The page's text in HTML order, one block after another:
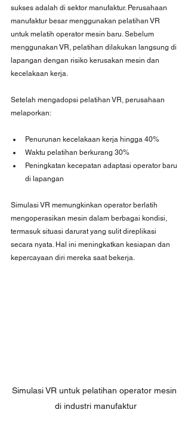
sukses adalah di sektor manufaktur. Perusahaan
manufaktur besar menggunakan pelatihan VR
untuk melatih operator mesin baru. Sebelum
menggunakan VR, pelatihan dilakukan langsung di
lapangan dengan risiko kerusakan mesin dan
kecelakaan kerja.
Setelah mengadopsi pelatihan VR, perusahaan
melaporkan:
Penurunan kecelakaan kerja hingga 40%
Waktu pelatihan berkurang 30%
Peningkatan kecepatan adaptasi operator baru
di lapangan
Simulasi VR memungkinkan operator berlatih
mengoperasikan mesin dalam berbagai kondisi,
termasuk situasi darurat yang sulit direplikasi
secara nyata. Hal ini meningkatkan kesiapan dan
kepercayaan diri mereka saat bekerja.
Simulasi VR untuk pelatihan operator mesin
di industri manufaktur